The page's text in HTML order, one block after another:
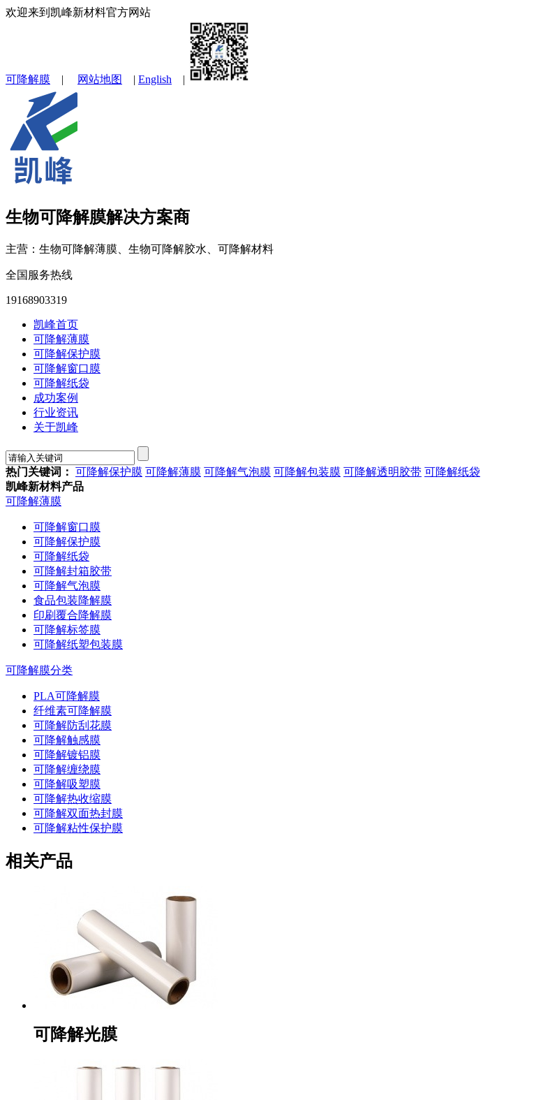
欢迎来到凯峰新材料官方网站
可降解膜 | 网站地图 | English |
生物可降解膜解决方案商
主营：生物可降解薄膜、生物可降解胶水、可降解材料
全国服务热线
19168903319
凯峰首页
可降解薄膜
可降解保护膜
可降解窗口膜
可降解纸袋
成功案例
行业资讯
关于凯峰
热门关键词： 可降解保护膜 可降解薄膜 可降解气泡膜 可降解包装膜 可降解透明胶带 可降解纸袋
凯峰新材料产品
可降解薄膜
可降解窗口膜
可降解保护膜
可降解纸袋
可降解封箱胶带
可降解气泡膜
食品包装降解膜
印刷覆合降解膜
可降解标签膜
可降解纸塑包装膜
可降解膜分类
PLA可降解膜
纤维素可降解膜
可降解防刮花膜
可降解触感膜
可降解镀铝膜
可降解缠绕膜
可降解吸塑膜
可降解热收缩膜
可降解双面热封膜
可降解粘性保护膜
相关产品
可降解光膜